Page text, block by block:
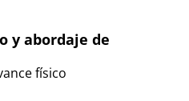
y abordaje de
físico